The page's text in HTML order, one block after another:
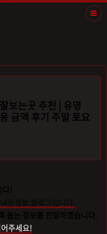
보는곳 추천 | 유명
금액 후기 주말 토요
다!
린정보 블로그입니다.
돕는 정보를 전달하겠습니다.
주세요!